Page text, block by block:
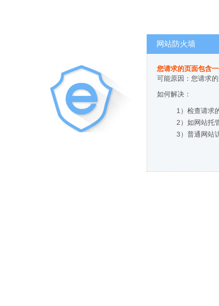
网站防火墙
您请求的页面包含
可能原因：您请求
如何解决：
1）检查请求
2）如网站托
3）普通网站